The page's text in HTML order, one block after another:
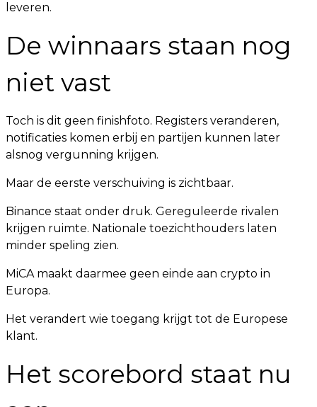
leveren.
De winnaars staan nog
niet vast
Toch is dit geen finishfoto. Registers veranderen,
notificaties komen erbij en partijen kunnen later
alsnog vergunning krijgen.
Maar de eerste verschuiving is zichtbaar.
Binance staat onder druk. Gereguleerde rivalen
krijgen ruimte. Nationale toezichthouders laten
minder speling zien.
MiCA maakt daarmee geen einde aan crypto in
Europa.
Het verandert wie toegang krijgt tot de Europese
klant.
Het scorebord staat nu